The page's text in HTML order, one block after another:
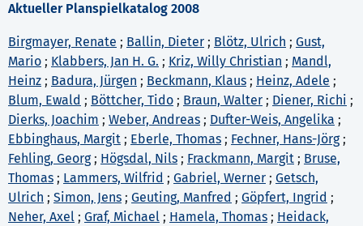
Aktueller Planspielkatalog 2008
Birgmayer, Renate ; Ballin, Dieter ; Blötz, Ulrich ; Gust,
Mario ; Klabbers, Jan H. G. ; Kriz, Willy Christian ; Mandl,
Heinz ; Badura, Jürgen ; Beckmann, Klaus ; Heinz, Adele ;
Blum, Ewald ; Böttcher, Tido ; Braun, Walter ; Diener, Richi ;
Dierks, Joachim ; Weber, Andreas ; Dufter-Weis, Angelika ;
Ebbinghaus, Margit ; Eberle, Thomas ; Fechner, Hans-Jörg;
Fehling, Georg; Högsdal, Nils ; Frackmann, Margit ; Bruse,
Thomas ; Lammers, Wilfrid ; Gabriel, Werner ; Getsch,
Ulrich ; Simon, Jens ; Geuting, Manfred ; Göpfert, Ingrid ;
Neher, Axel ; Graf, Michael ; Hamela, Thomas ; Heidack,